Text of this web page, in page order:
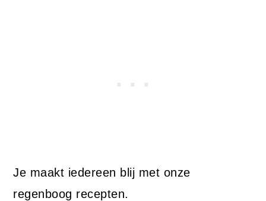
Je maakt iedereen blij met onze
regenboog recepten.